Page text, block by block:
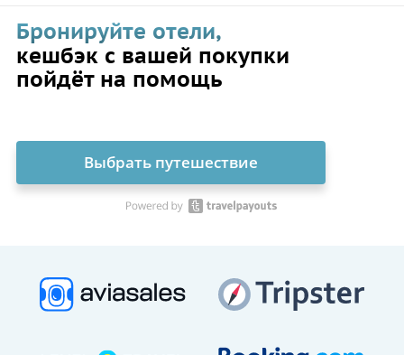
Бронируйте отели,
кешбэк с вашей покупки
пойдёт на помощь
Выбрать путешествие